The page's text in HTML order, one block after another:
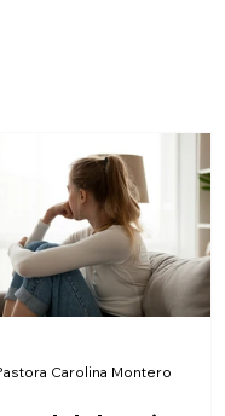
Carolina Montero